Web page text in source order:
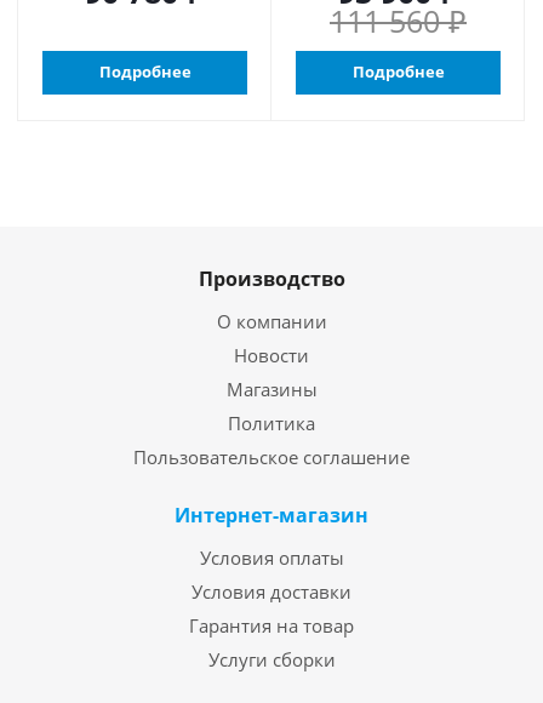
Подробнее
111 560 ₽
Подробнее
Производство
О компании
Новости
Магазины
Политика
Пользовательское соглашение
Интернет-магазин
Условия оплаты
Условия доставки
Гарантия на товар
Услуги сборки